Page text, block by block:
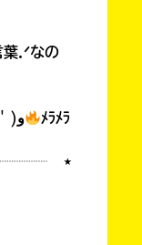
葉.ᐟなの
(わーーーーーーーーーー！)٩( 'ω' )و
ﾒﾗﾒﾗ
⋆